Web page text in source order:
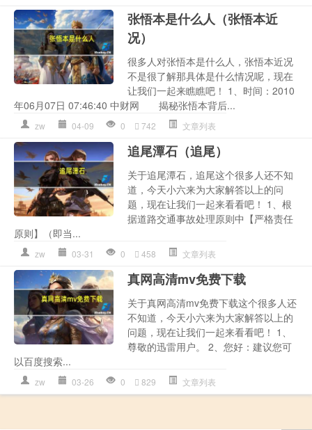
张悟本是什么人（张悟本近
况）
很多人对张悟本是什么人，张悟本近况
不是很了解那具体是什么情况呢，现在
让我们一起来瞧瞧吧！ 1、时间：2010
年06月07日 07:46:40 中财网 揭秘张悟本背后...
zw 04-09 0 742 文章列表
追尾潭石（追尾）
关于追尾潭石，追尾这个很多人还不知
道，今天小六来为大家解答以上的问
题，现在让我们一起来看看吧！ 1、根
据道路交通事故处理原则中【严格责任
原则】（即当...
zw 03-31 0 458 文章列表
真网高清mv免费下载
关于真网高清mv免费下载这个很多人还
不知道，今天小六来为大家解答以上的
问题，现在让我们一起来看看吧！ 1、
尊敬的迅雷用户。 2、您好：建议您可
以百度搜索...
zw 03-26 0 829 文章列表